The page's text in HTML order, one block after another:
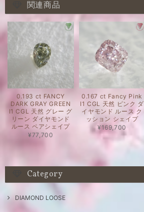
関連商品
0.193 ct FANCY
DARK GRAY GREEN
I1 CGL 天然 グレー グ
リーン ダイヤモンド
ルース ペアシェイプ
¥77,700
0.167 ct Fancy Pink
I1 CGL 天然 ピンク ダ
イヤモンド ルース ク
ッション シェイプ
¥169,700
Category
DIAMOND LOOSE